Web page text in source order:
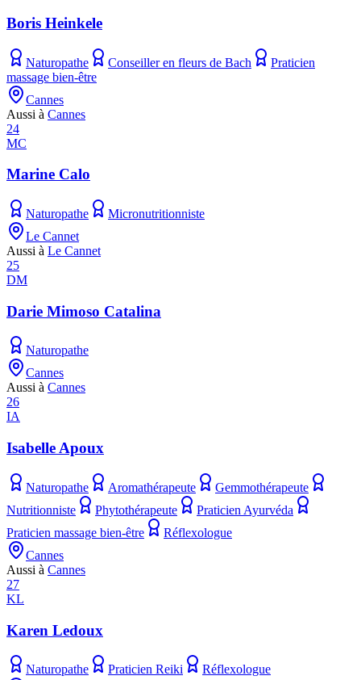
Boris Heinkele
Naturopathe Conseiller en fleurs de Bach
Praticien
massage bien-être
Cannes
Aussi à Cannes
24
MC
Marine Calo
Naturopathe
Micronutritionniste
Le Cannet
Aussi à Le Cannet
25
DM
Darie Mimoso Catalina
Naturopathe
Cannes
Aussi à Cannes
26
IA
Isabelle Apoux
Naturopathe Aromathérapeute
Gemmothérapeute
Nutritionniste
Phytothérapeute
Praticien Ayurvéda
Praticien massage bien-être
Réflexologue
Cannes
Aussi à Cannes
27
KL
Karen Ledoux
Naturopathe Praticien Reiki
Réflexologue